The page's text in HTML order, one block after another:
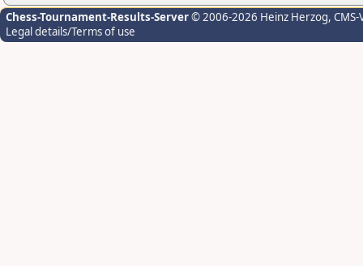
Chess-Tournament-Results-Server© 2006-2026 Heinz Herzog,
Legal details/Terms of use